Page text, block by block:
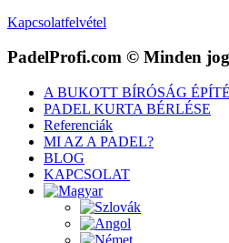
Kapcsolatfelvétel
PadelProfi.com © Minden
A BUKOTT BÍRÓSÁG
PADEL KURTA BÉRLÉSE
Referenciák
MI AZ A PADEL?
BLOG
KAPCSOLAT